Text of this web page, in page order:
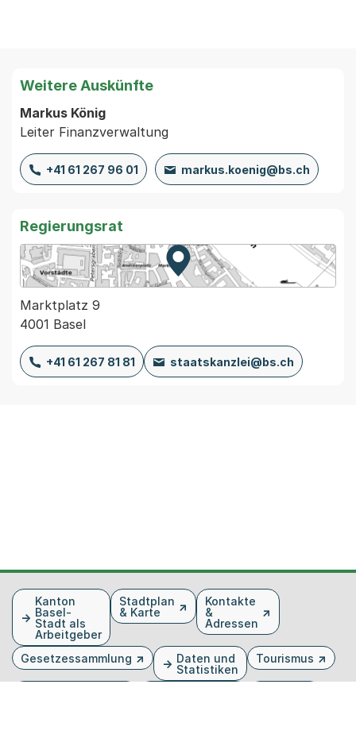
Weitere Auskünfte
Markus König
Leiter Finanzverwaltung
+41 61 267 96 01 markus.koenig@bs.ch
Regierungsrat
Zur Karte von MapBS.
Externer Link, wird in einem
Marktplatz 9
4001 Basel
+41 61 267 81 81 staatskanzlei@bs.ch
FusszeileKanton
Basel-
Stadt als
Arbeitgeber
Stadtplan
& Karte
Kontakte
&
Adressen
Gesetzessammlung
Daten und
Statistiken
Tourismus